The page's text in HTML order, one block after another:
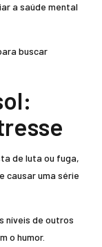
a saúde mental
buscar
de luta ou fuga,
causar uma série
níveis de outros
o humor.